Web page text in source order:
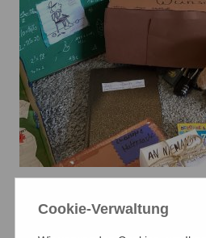
Cookie-Verwaltung